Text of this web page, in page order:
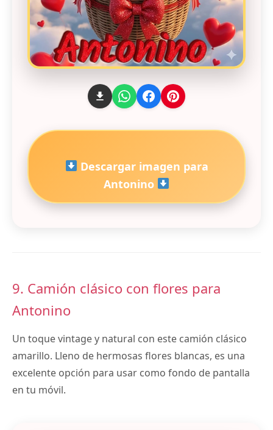
Descargar imagen para
Antonino
9. Camión clásico con flores para
Antonino
Un toque vintage y natural con este camión clásico
amarillo. Lleno de hermosas flores blancas, es una
excelente opción para usar como fondo de pantalla
en tu móvil.